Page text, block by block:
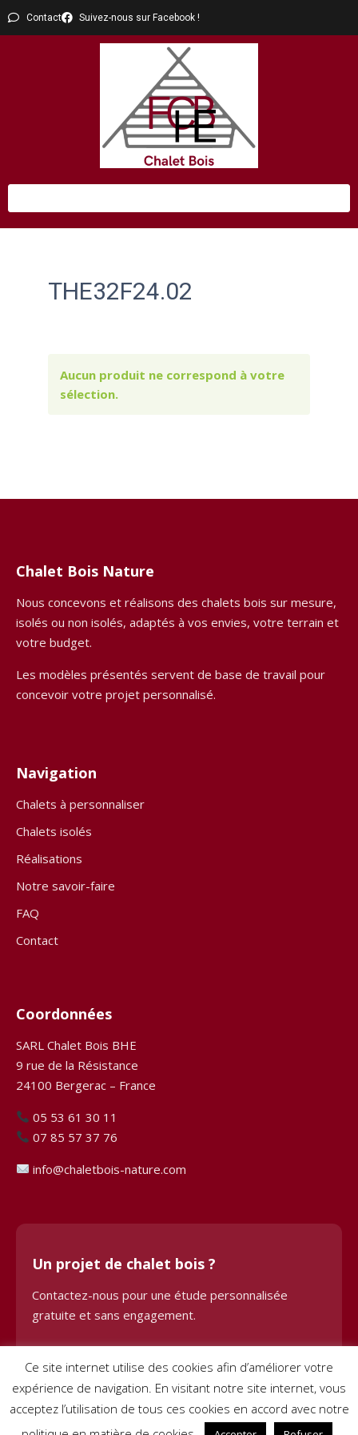
Contact Suivez-nous sur Facebook !
THE32F24.02
Aucun produit ne correspond à votre
sélection.
Chalet Bois Nature
Nous concevons et réalisons des chalets bois sur mesure,
isolés ou non isolés, adaptés à vos envies, votre terrain et
votre budget.
Les modèles présentés servent de base de travail pour
concevoir votre projet personnalisé.
Navigation
Chalets à personnaliser
Chalets isolés
Réalisations
Notre savoir-faire
FAQ
Contact
Coordonnées
SARL Chalet Bois BHE
9 rue de la Résistance
24100 Bergerac – France
05 53 61 30 11
07 85 57 37 76
info@chaletbois-nature.com
Un projet de chalet bois ?
Contactez-nous pour une étude personnalisée
gratuite et sans engagement.
Demander une étude
Ce site internet utilise des cookies afin d’améliorer votre
expérience de navigation. En visitant notre site internet, vous
acceptez l’utilisation de tous ces cookies en accord avec notre